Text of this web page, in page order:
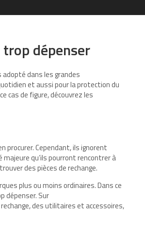
dépenser
dans les grandes
et aussi pour la protection du
cas de figure, découvrez les
procurer. Cependant, ils ignorent
qu’ils pourront rencontrer à
des pièces de rechange.
plus ou moins ordinaires. Dans ce
dépenser. Sur
des utilitaires et accessoires,